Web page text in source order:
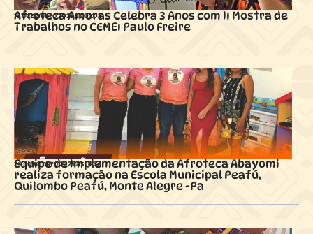
13 dezembro 2025 ás01:08
Afroteca Amoras Celebra 3 Anos com II Mostra de
Trabalhos no CEMEI Paulo Freire
24 novembro 2025 ás14:36
Equipe de Implementação da Afroteca Abayomi
realiza formação na Escola Municipal Peafú,
Quilombo Peafú, Monte Alegre -Pa